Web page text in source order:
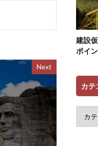
Next
建設
ポイ
カテ